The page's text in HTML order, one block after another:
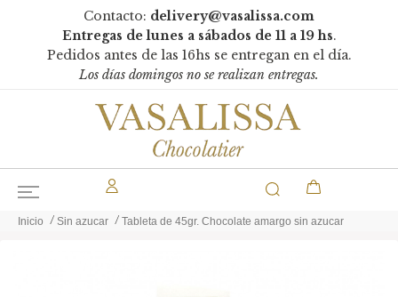
Contacto: delivery@vasalissa.com
Entregas de lunes a sábados de 11 a 19 hs.
Pedidos antes de las 16hs se entregan en el día.
Los días domingos no se realizan entregas.
Inicio Sin azucar Tableta de 45gr. Chocolate amargo sin azucar